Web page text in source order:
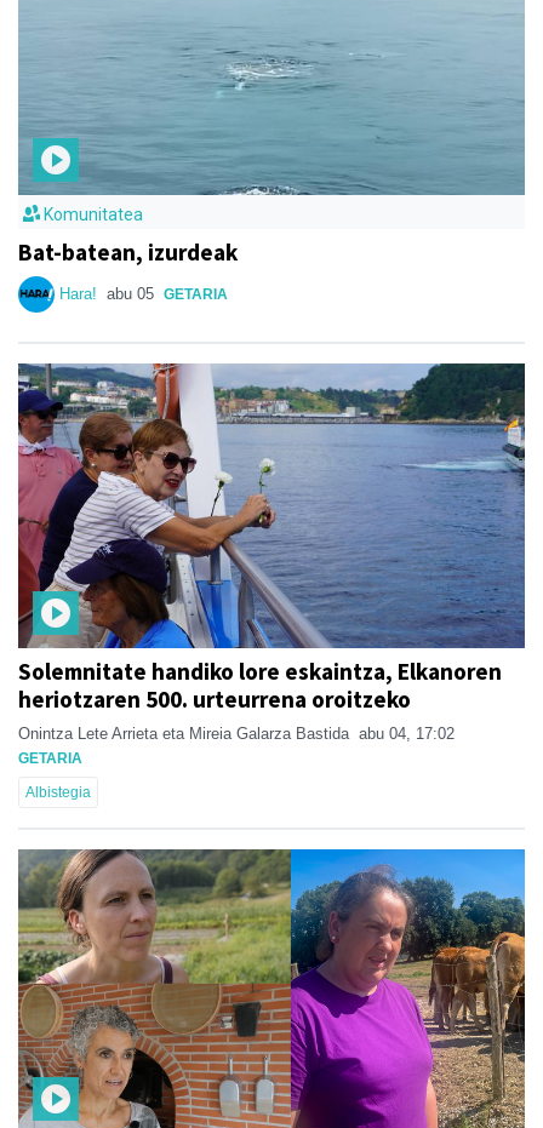
Komunitatea
Bat-batean, izurdeak
Hara! abu 05 GETARIA
Solemnitate handiko lore eskaintza, Elkanoren
heriotzaren 500. urteurrena oroitzeko
Onintza Lete Arrieta eta Mireia Galarza Bastida abu 04, 17:02
GETARIA
Albistegia